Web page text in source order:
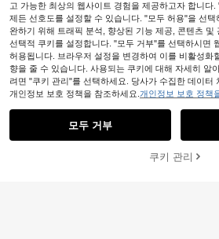
49% 할인!
고 가능한 최상의 웹사이트 경험을 제공하고자 합니다
제든 선호도를 설정할 수 있습니다. "모두 허용"을 선택
완하기 위해 트래픽 분석, 향상된 기능 제공, 콘텐츠 및
선택적 쿠키를 설정합니다. "모두 거부"를 선택하시면
허용됩니다. 브라우저 설정을 변경하여 이를 비활성화
향을 줄 수 있습니다. 사용되는 쿠키에 대해 자세히 알
려면 "쿠키 관리"를 선택하세요. 당사가 수집한 데이터
개인정보 보호 정책을 참조하세요. 개인정보 보호 정책
모두 거부
쿠키 관리